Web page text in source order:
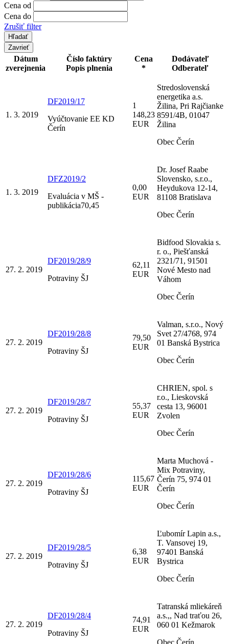
Cena od
Cena do
Zrušiť filter
Zavrieť
Dátum
zverejnenia
Číslo faktúry
Popis plnenia
Cena
*
Dodávateľ
Odberateľ
1. 3. 2019
DF2019/17
Vyúčtovanie EE KD
Čerín
1
148,23
EUR
Stredoslovenská
energetika a.s.
Žilina, Pri Rajčianke
8591/4B, 01047
Žilina
Obec Čerín
1. 3. 2019
DFZ2019/2
Evaluácia v MŠ -
publikácia70,45
0,00
EUR
Dr. Josef Raabe
Slovensko, s.r.o.,
Heydukova 12-14,
81108 Bratislava
Obec Čerín
27. 2. 2019
DF2019/28/9
Potraviny ŠJ
62,11
EUR
Bidfood Slovakia s.
r. o., Piešťanská
2321/71, 91501
Nové Mesto nad
Váhom
Obec Čerín
27. 2. 2019
DF2019/28/8
Potraviny ŠJ
79,50
EUR
Valman, s.r.o., Nový
Svet 27/4768, 974
01 Banská Bystrica
Obec Čerín
27. 2. 2019
DF2019/28/7
Potraviny ŠJ
55,37
EUR
CHRIEN, spol. s
r.o., Lieskovská
cesta 13, 96001
Zvolen
Obec Čerín
27. 2. 2019
DF2019/28/6
Potraviny ŠJ
115,67
EUR
Marta Muchová -
Mix Potraviny,
Čerín 75, 974 01
Čerín
Obec Čerín
27. 2. 2019
DF2019/28/5
Potraviny ŠJ
6,38
EUR
Ľubomír Lapin a.s.,
T. Vansovej 19,
97401 Banská
Bystrica
Obec Čerín
27. 2. 2019
DF2019/28/4
Potraviny ŠJ
74,91
EUR
Tatranská mliekáreň
a.s.,, Nad traťou 26,
060 01 Kežmarok
Obec Čerín